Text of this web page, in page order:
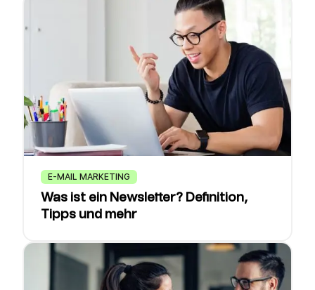
E-MAIL MARKETING
Was ist ein Newsletter? Definition,
Tipps und mehr